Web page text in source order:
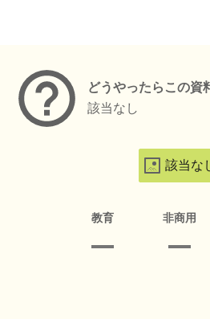
どうやったらこの資
該当なし
該当な
教育 非商用